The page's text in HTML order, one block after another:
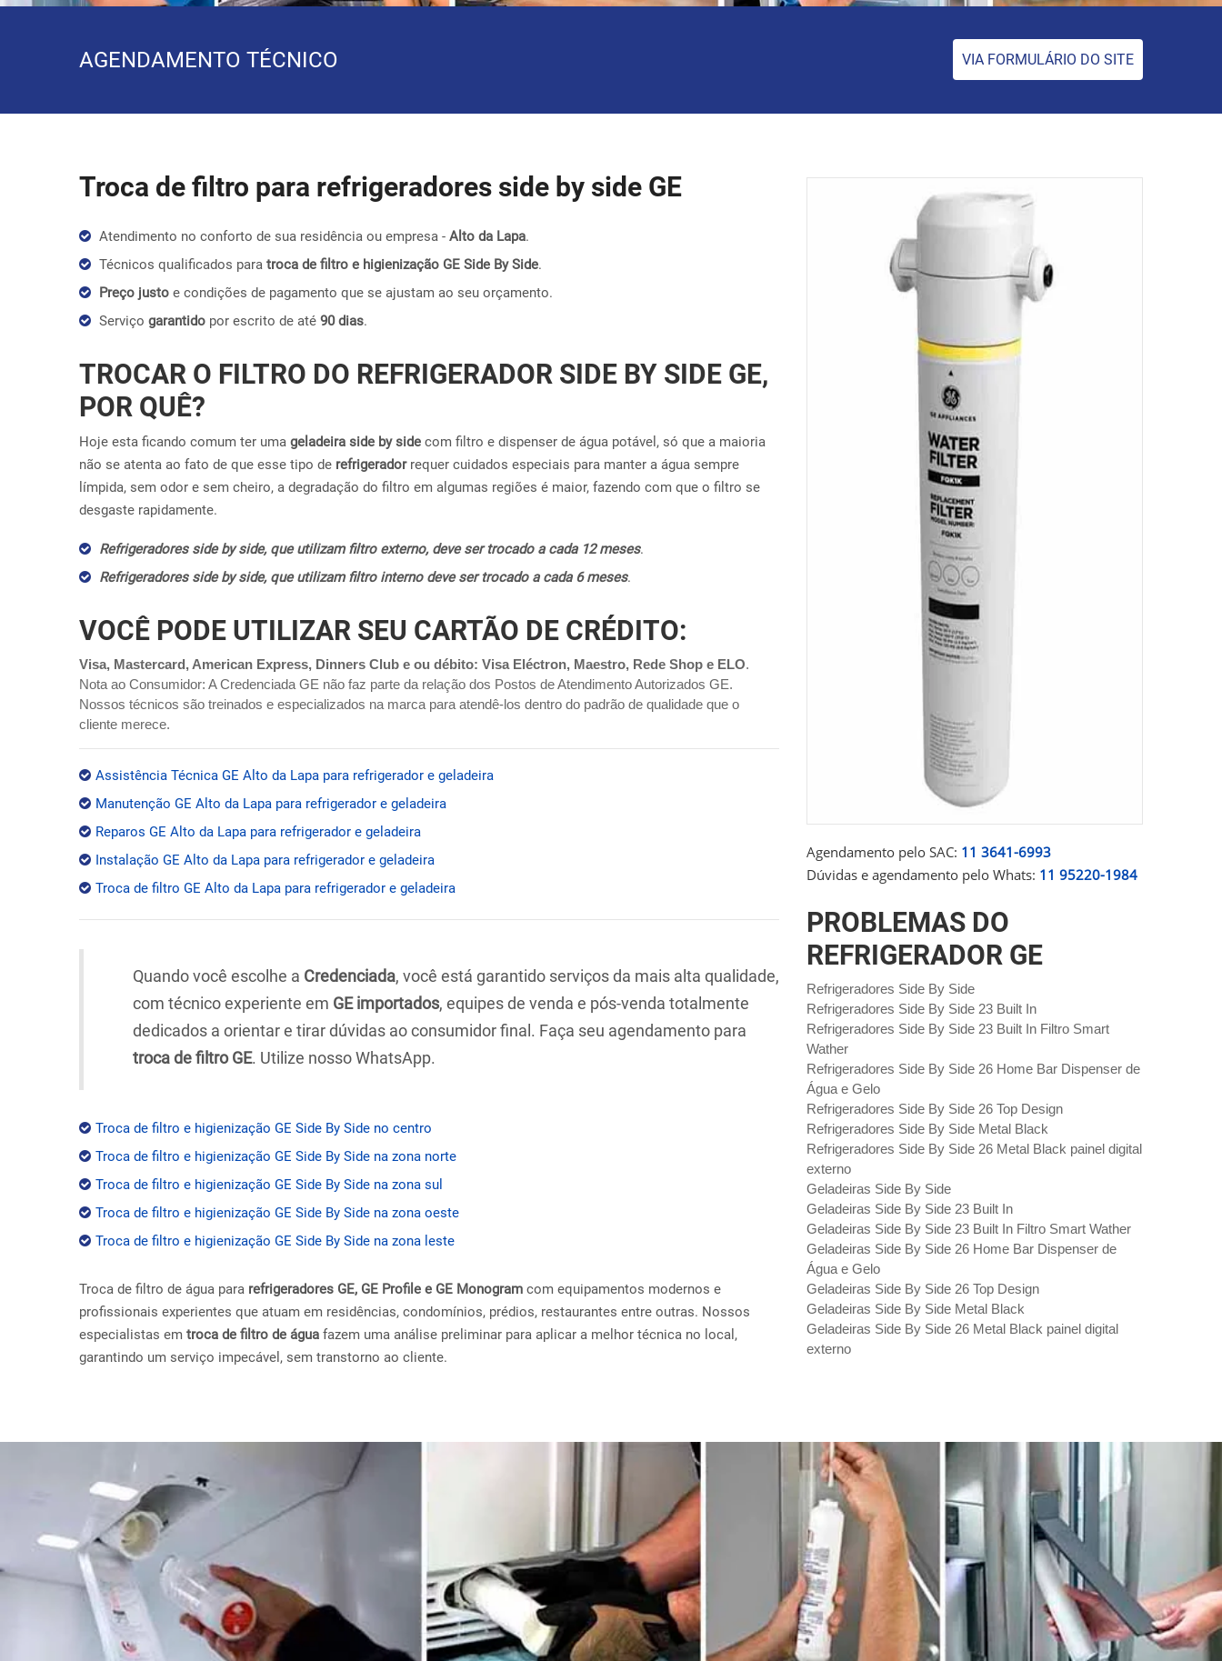
AGENDAMENTO TÉCNICO VIA FORMULÁRIO DO SITE
Troca de filtro para refrigeradores side by side GE
Atendimento no conforto de sua residência ou empresa - Alto da Lapa.
Técnicos qualificados para troca de filtro e higienização GE Side By Side.
Preço justo e condições de pagamento que se ajustam ao seu orçamento.
Serviço garantido por escrito de até 90 dias.
TROCAR O FILTRO DO REFRIGERADOR SIDE BY SIDE GE,
POR QUÊ?
Hoje esta ficando comum ter uma geladeira side by side com filtro e dispenser de água potável, só que a maioria
não se atenta ao fato de que esse tipo de refrigeradorrequer cuidados especiais para manter a água sempre
límpida, sem odor e sem cheiro, a degradação do filtro em algumas regiões é maior, fazendo com que o filtro se
desgaste rapidamente.
Refrigeradores side by side, que utilizam filtro externo, deve ser trocado a cada 12 meses.
Refrigeradores side by side, que utilizam filtro interno deve ser trocado a cada 6 meses.
VOCÊ PODE UTILIZAR SEU CARTÃO DE CRÉDITO:
Visa, Mastercard, American Express, Dinners Club e ou débito: Visa Eléctron, Maestro, Rede Shop e ELO.
Nota ao Consumidor: A Credenciada GE não faz parte da relação dos Postos de Atendimento Autorizados GE.
Nossos técnicos são treinados e especializados na marca para atendê-los dentro do padrão de qualidade que o
cliente merece.
Assistência Técnica GE Alto da Lapa para refrigerador e geladeira
Manutenção GE Alto da Lapa para refrigerador e geladeira
Reparos GE Alto da Lapa para refrigerador e geladeira
Instalação GE Alto da Lapa para refrigerador e geladeira
Troca de filtro GE Alto da Lapa para refrigerador e geladeira
Quando você escolhe a Credenciada, você está garantido serviços da mais alta qualidade,
com técnico experiente em GE importados, equipes de venda e pós-venda totalmente
dedicados a orientar e tirar dúvidas ao consumidor final. Faça seu agendamento para
troca de filtro GE. Utilize nosso WhatsApp.
Troca de filtro e higienização GE Side By Side no centro
Troca de filtro e higienização GE Side By Side na zona norte
Troca de filtro e higienização GE Side By Side na zona sul
Troca de filtro e higienização GE Side By Side na zona oeste
Troca de filtro e higienização GE Side By Side na zona leste
Troca de filtro de água para refrigeradores GE, GE Profile e GE Monogram com equipamentos modernos e
profissionais experientes que atuam em residências, condomínios, prédios, restaurantes entre outras. Nossos
especialistas em troca de filtro de água fazem uma análise preliminar para aplicar a melhor técnica no local,
garantindo um serviço impecável, sem transtorno ao cliente.
Agendamento pelo SAC: 11 3641-6993
Dúvidas e agendamento pelo Whats: 11 95220-1984
PROBLEMAS DO
REFRIGERADOR GE
Refrigeradores Side By Side
Refrigeradores Side By Side 23 Built In
Refrigeradores Side By Side 23 Built In Filtro Smart
Wather
Refrigeradores Side By Side 26 Home Bar Dispenser de
Água e Gelo
Refrigeradores Side By Side 26 Top Design
Refrigeradores Side By Side Metal Black
Refrigeradores Side By Side 26 Metal Black painel digital
externo
Geladeiras Side By Side
Geladeiras Side By Side 23 Built In
Geladeiras Side By Side 23 Built In Filtro Smart Wather
Geladeiras Side By Side 26 Home Bar Dispenser de
Água e Gelo
Geladeiras Side By Side 26 Top Design
Geladeiras Side By Side Metal Black
Geladeiras Side By Side 26 Metal Black painel digital
externo